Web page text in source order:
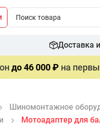
Доставка
до 46 000 ₽ на
Шиномонтажное
Мотоадаптер для